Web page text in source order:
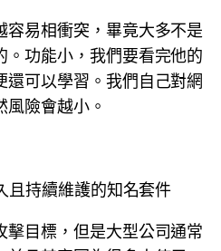
容易相衝突，畢竟大多不是
。功能小，我們要看完他的
還可以學習。我們自己對網
風險會越小。
且持續維護的知名套件
擊目標，但是大型公司通常